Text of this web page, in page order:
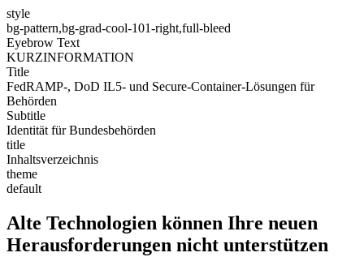
style
bg-pattern,bg-grad-cool-101-right,full-bleed
Eyebrow Text
KURZINFORMATION
Title
FedRAMP-, DoD IL5- und Secure-Container-Lösungen für
Behörden
Subtitle
Identität für Bundesbehörden
title
Inhaltsverzeichnis
theme
default
Alte Technologien können Ihre neuen
Herausforderungen nicht unterstützen